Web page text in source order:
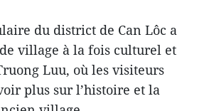
du district de Can Lôc a
village à la fois culturel et
Luu, où les visiteurs
plus sur l’histoire et la